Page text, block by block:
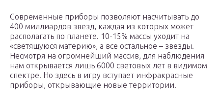
Современные приборы позволяют насчитывать до
400 миллиардов звезд, каждая из которых может
располагать по планете. 10-15% массы уходит на
«светящуюся материю», а все остальное – звезды.
Несмотря на огромнейший массив, для наблюдения
нам открывается лишь 6000 световых лет в видимом
спектре. Но здесь в игру вступает инфракрасные
приборы, открывающие новые территории.